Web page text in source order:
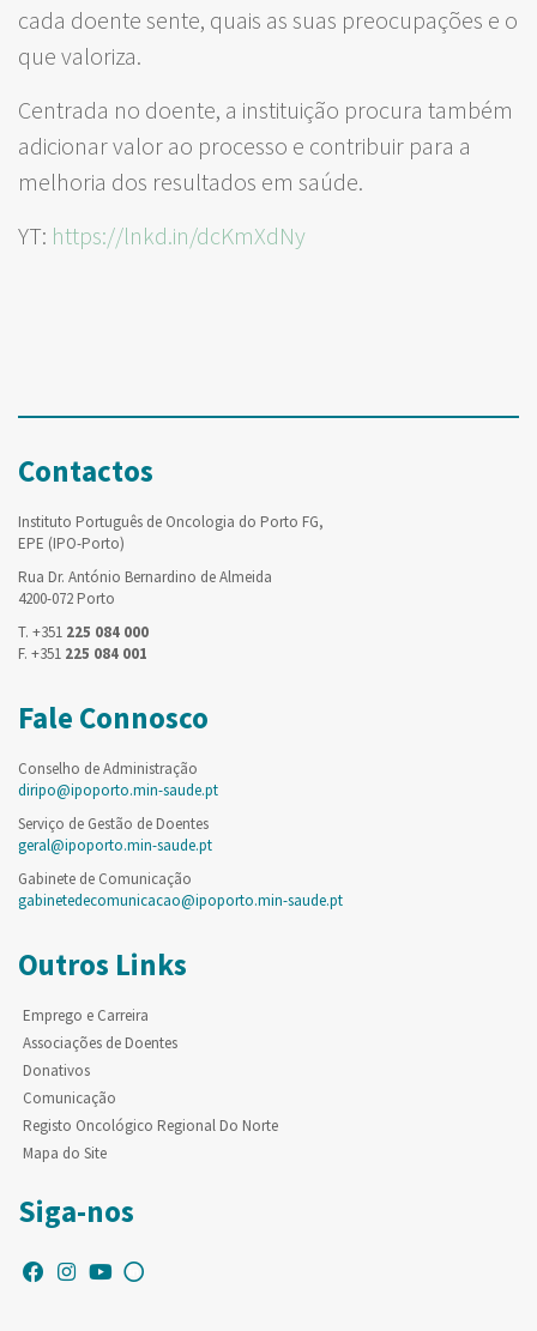
cada doente sente, quais as suas preocupações e o
que valoriza.
Centrada no doente, a instituição procura também
adicionar valor ao processo e contribuir para a
melhoria dos resultados em saúde.
YT: https://lnkd.in/dcKmXdNy
Contactos
Instituto Português de Oncologia do Porto FG,
EPE (IPO-Porto)
Rua Dr. António Bernardino de Almeida
4200-072 Porto
T. +351 225 084 000
F. +351 225 084 001
Fale Connosco
Conselho de Administração
diripo@ipoporto.min-saude.pt
Serviço de Gestão de Doentes
geral@ipoporto.min-saude.pt
Gabinete de Comunicação
gabinetedecomunicacao@ipoporto.min-saude.pt
Outros Links
Emprego e Carreira
Associações de Doentes
Donativos
Comunicação
Registo Oncológico Regional Do Norte
Mapa do Site
Siga-nos